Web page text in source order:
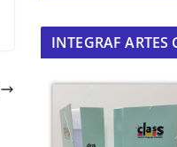
INTEGRAF ARTES